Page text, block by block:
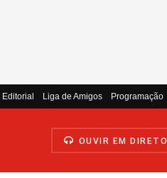
Editorial Liga de Amigos Programação
OUVIR EM DIRETO